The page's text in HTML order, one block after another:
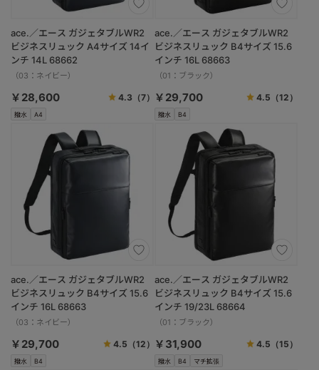
撥水 A4
ace.／エース ガジェタブルWR2
ビジネスリュック A4サイズ 14イ
ンチ 14L 68662
（03：ネイビー）
￥28,600 4.3 （7）
撥水 B4
ace.／エース ガジェタブルWR2
ビジネスリュック B4サイズ 15.6
インチ 16L 68663
（01：ブラック）
￥29,700 4.5 （12）
撥水 B4
ace.／エース ガジェタブルWR2
ビジネスリュック B4サイズ 15.6
インチ 16L 68663
（03：ネイビー）
￥29,700 4.5 （12）
撥水 B4 マチ拡張
ace.／エース ガジェタブルWR2
ビジネスリュック B4サイズ 15.6
インチ 19/23L 68664
（01：ブラック）
￥31,900 4.5 （15）